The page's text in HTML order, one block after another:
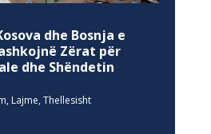
dhe Bosnja e
Zërat për
dhe Shëndetin
, Lajme, Thellesisht